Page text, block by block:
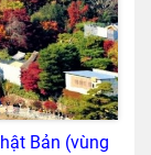
Bản (vùng